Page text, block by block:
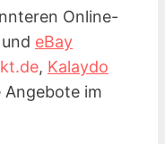
Online-
eBay
, Kalaydo
Angebote im